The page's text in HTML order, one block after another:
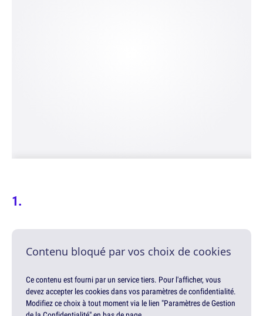
Contenu bloqué par vos choix de cookies
Ce contenu est fourni par un service tiers. Pour l'afficher, vous
devez accepter les cookies dans vos paramètres de confidentialité.
Modifiez ce choix à tout moment via le lien "Paramètres de Gestion